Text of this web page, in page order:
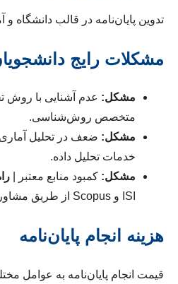
تدوین پایان‌نامه در قالب دانشگاه
مشکلات رایج
مشکل: عدم آشنایی با روش
متخصص روش‌شناسی.
مشکل: ضعف در تحلیل
خدمات تحلیل داده.
مشکل: کمبود منابع معتبر |
ISI و Scopus از طریق مشاور.
هزینه انجام پایان‌نامه
قیمت انجام پایان‌نامه به عوامل